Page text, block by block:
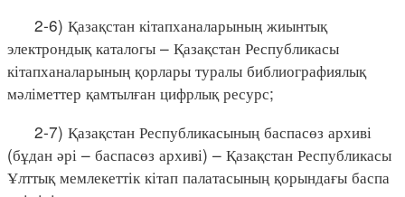
2-6) Қазақстан кітапханаларының жиынтық
электрондық каталогы – Қазақстан Республикасы
кітапханаларының қорлары туралы библиографиялық
мәліметтер қамтылған цифрлық ресурс;
2-7) Қазақстан Республикасының баспасөз архиві
(бұдан әрі – баспасөз архиві) – Қазақстан Республикасы
Ұлттық мемлекеттік кітап палатасының қорындағы баспа